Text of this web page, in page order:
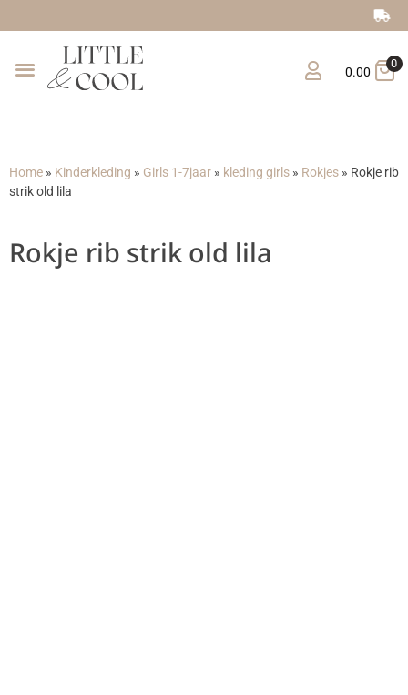
Gratis verzending vanaf €150
0.00
0
Home » Kinderkleding » Girls 1-7jaar » kleding girls » Rokjes » Rokje rib
strik old lila
Rokje rib strik old lila